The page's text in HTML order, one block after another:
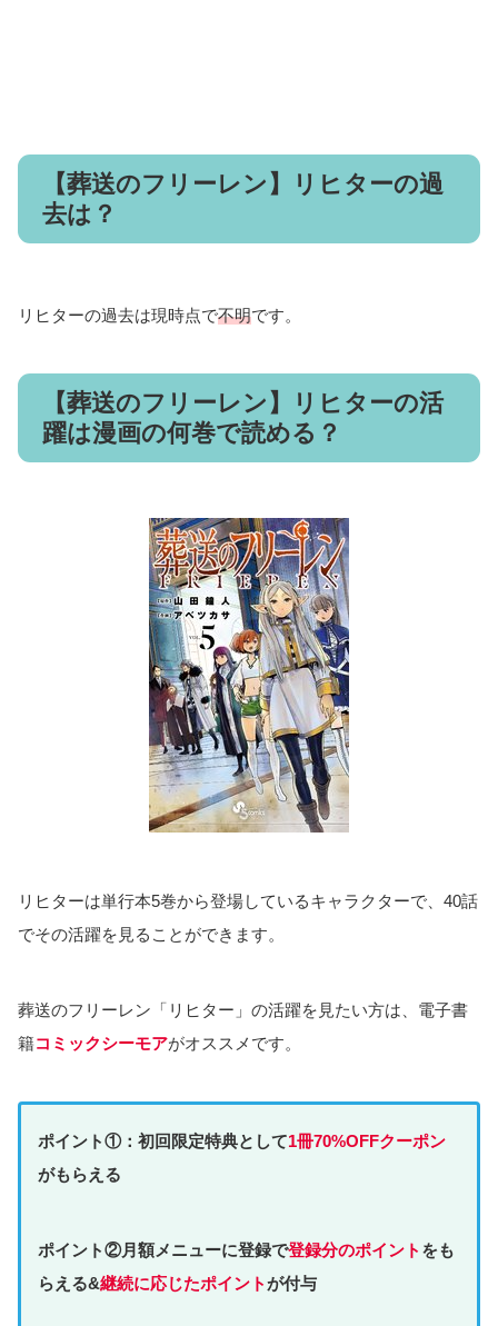
【葬送のフリーレン】リヒターの過
去は？
リヒターの過去は現時点で不明です。
【葬送のフリーレン】リヒターの活
躍は漫画の何巻で読める？
リヒターは単行本5巻から登場しているキャラクターで、40話
でその活躍を見ることができます。
葬送のフリーレン「リヒター」の活躍を見たい方は、電子書
籍コミックシーモアがオススメです。
ポイント①：初回限定特典として1冊70%OFFクーポン
がもらえる
ポイント②月額メニューに登録で登録分のポイント をも
らえる&継続に応じたポイントが付与